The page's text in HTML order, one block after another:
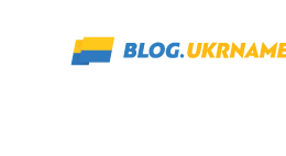
содержимому